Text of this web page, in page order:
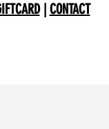
| CONTACT